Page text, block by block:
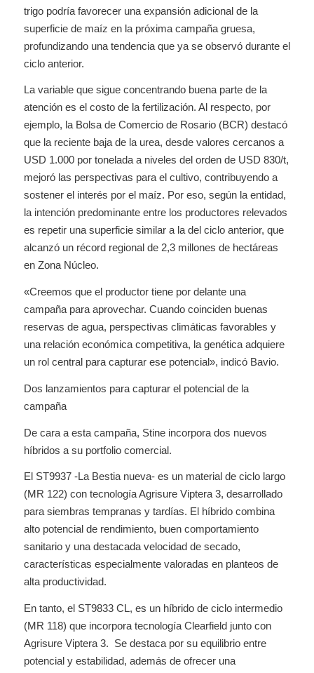
trigo podría favorecer una expansión adicional de la
superficie de maíz en la próxima campaña gruesa,
profundizando una tendencia que ya se observó durante el
ciclo anterior.
La variable que sigue concentrando buena parte de la
atención es el costo de la fertilización. Al respecto, por
ejemplo, la Bolsa de Comercio de Rosario (BCR) destacó
que la reciente baja de la urea, desde valores cercanos a
USD 1.000 por tonelada a niveles del orden de USD 830/t,
mejoró las perspectivas para el cultivo, contribuyendo a
sostener el interés por el maíz. Por eso, según la entidad,
la intención predominante entre los productores relevados
es repetir una superficie similar a la del ciclo anterior, que
alcanzó un récord regional de 2,3 millones de hectáreas
en Zona Núcleo.
«Creemos que el productor tiene por delante una
campaña para aprovechar. Cuando coinciden buenas
reservas de agua, perspectivas climáticas favorables y
una relación económica competitiva, la genética adquiere
un rol central para capturar ese potencial», indicó Bavio.
Dos lanzamientos para capturar el potencial de la
campaña
De cara a esta campaña, Stine incorpora dos nuevos
híbridos a su portfolio comercial.
El ST9937 -La Bestia nueva- es un material de ciclo largo
(MR 122) con tecnología Agrisure Viptera 3, desarrollado
para siembras tempranas y tardías. El híbrido combina
alto potencial de rendimiento, buen comportamiento
sanitario y una destacada velocidad de secado,
características especialmente valoradas en planteos de
alta productividad.
En tanto, el ST9833 CL, es un híbrido de ciclo intermedio
(MR 118) que incorpora tecnología Clearfield junto con
Agrisure Viptera 3. Se destaca por su equilibrio entre
potencial y estabilidad, además de ofrecer una